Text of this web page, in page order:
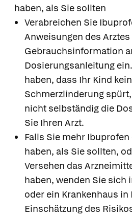
haben, als Sie sollten
Verabreichen Sie
Anweisungen des
Gebrauchsinformation
Dosierungsanleitung
haben, dass Ihr Kind
Schmerzlinderung
nicht selbständig die
Sie Ihren Arzt.
Falls Sie mehr
haben, als Sie sollten,
Versehen das
haben, wenden Sie sich
oder ein Krankenhaus
Einschätzung des